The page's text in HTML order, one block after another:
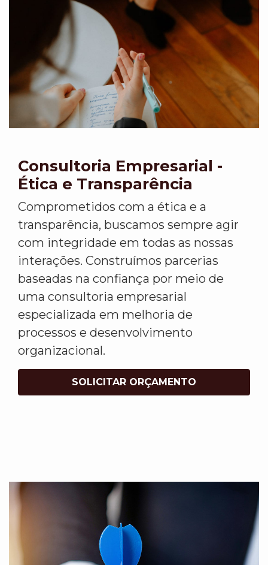
Consultoria Empresarial -
Ética e Transparência
Comprometidos com a ética e a
transparência, buscamos sempre agir
com integridade em todas as nossas
interações. Construímos parcerias
baseadas na confiança por meio de
uma consultoria empresarial
especializada em melhoria de
processos e desenvolvimento
organizacional.
SOLICITAR ORÇAMENTO